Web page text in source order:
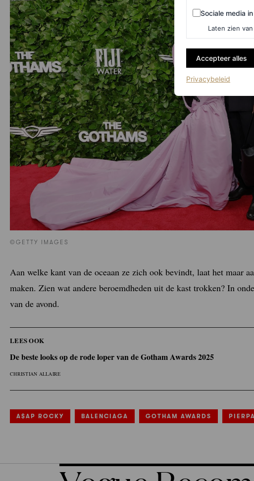
©GETTY IMAGES
Aan welke kant van de oceaan ze zich ook bevindt, laat het maar
maken. Zien wat andere beroemdheden uit de kast trokken? In
van de avond.
LEES OOK
De beste looks op de rode loper van de Gotham Awards 2025
CHRISTIAN ALLAIRE
A$AP ROCKY BALENCIAGA GOTHAM AWARDS
Sociale media in
Sociale media
Laten zien
Accepteer alles
Privacybeleid